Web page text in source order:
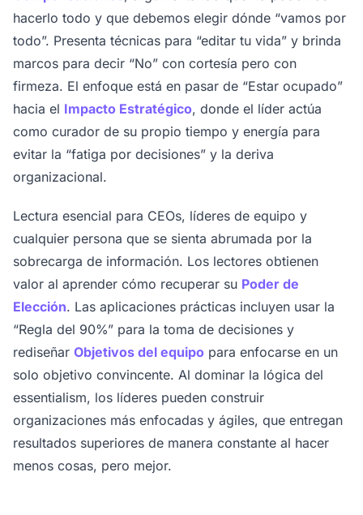
hacerlo todo y que debemos elegir dónde “vamos por
todo”. Presenta técnicas para “editar tu vida” y brinda
marcos para decir “No” con cortesía pero con
firmeza. El enfoque está en pasar de “Estar ocupado”
hacia el Impacto Estratégico, donde el líder actúa
como curador de su propio tiempo y energía para
evitar la “fatiga por decisiones” y la deriva
organizacional.
Lectura esencial para CEOs, líderes de equipo y
cualquier persona que se sienta abrumada por la
sobrecarga de información. Los lectores obtienen
valor al aprender cómo recuperar su Poder de
Elección. Las aplicaciones prácticas incluyen usar la
“Regla del 90%” para la toma de decisiones y
rediseñar Objetivos del equipo para enfocarse en un
solo objetivo convincente. Al dominar la lógica del
essentialism, los líderes pueden construir
organizaciones más enfocadas y ágiles, que entregan
resultados superiores de manera constante al hacer
menos cosas, pero mejor.